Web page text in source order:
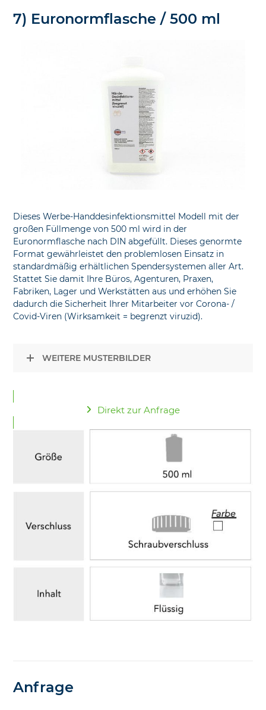
7) Euronormflasche / 500 ml
Dieses Werbe-Handdesinfektionsmittel Modell mit der
großen Füllmenge von 500 ml wird in der
Euronormflasche nach DIN abgefüllt. Dieses genormte
Format gewährleistet den problemlosen Einsatz in
standardmäßig erhältlichen Spendersystemen aller Art.
Stattet Sie damit Ihre Büros, Agenturen, Praxen,
Fabriken, Lager und Werkstätten aus und erhöhen Sie
dadurch die Sicherheit Ihrer Mitarbeiter vor Corona- /
Covid-Viren (Wirksamkeit = begrenzt viruzid).
WEITERE MUSTERBILDER
Direkt zur Anfrage
Anfrage